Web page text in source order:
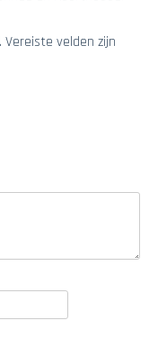
Vereiste velden zijn